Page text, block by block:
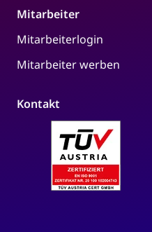
Mitarbeiter
Mitarbeiterlogin
Mitarbeiter werben
Kontakt